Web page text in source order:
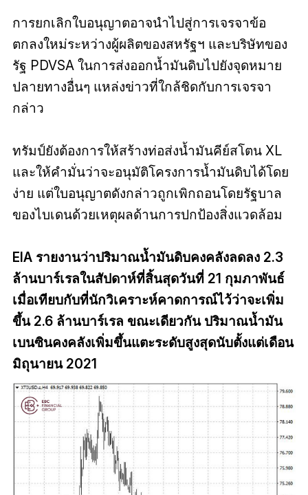
การยกเลิกใบอนุญาตอาจนำไปสู่การเจรจาข้อ
ตกลงใหม่ระหว่างผู้ผลิตของสหรัฐฯ และบริษัทของ
รัฐ PDVSA ในการส่งออกน้ำมันดิบไปยังจุดหมาย
ปลายทางอื่นๆ แหล่งข่าวที่ใกล้ชิดกับการเจรจา
กล่าว
ทรัมป์ยังต้องการให้สร้างท่อส่งน้ำมันคีย์สโตน XL
และให้คำมั่นว่าจะอนุมัติโครงการน้ำมันดิบได้โดย
ง่าย แต่ใบอนุญาตดังกล่าวถูกเพิกถอนโดยรัฐบาล
ของไบเดนด้วยเหตุผลด้านการปกป้องสิ่งแวดล้อม
EIA รายงานว่าปริมาณน้ำมันดิบคงคลังลดลง 2.3
ล้านบาร์เรลในสัปดาห์ที่สิ้นสุดวันที่ 21 กุมภาพันธ์
เมื่อเทียบกับที่นักวิเคราะห์คาดการณ์ไว้ว่าจะเพิ่ม
ขึ้น 2.6 ล้านบาร์เรล ขณะเดียวกัน ปริมาณน้ำมัน
เบนซินคงคลังเพิ่มขึ้นแตะระดับสูงสุดนับตั้งแต่เดือน
มิถุนายน 2021